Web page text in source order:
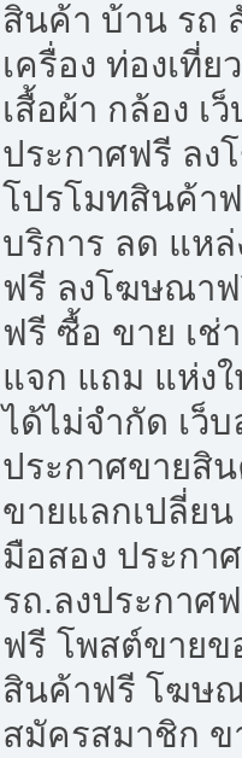
สินค้า บ้าน รถ
เครื่อง ท่องเที่ย
เสื้อผ้า กล้อง เ
ประกาศฟรี ล
โปรโมทสินค้า
บริการ ลด แห
ฟรี ลงโฆษณา
ฟรี ซื้อ ขาย เช่
แจก แถม แห่ง
ได้ไม่จำกัด เว็
ประกาศขายสิ
ขายแลกเปลี่ย
มือสอง ประกา
รถ.ลงประกาศ
ฟรี โพสต์ขาย
สินค้าฟรี โฆษ
สมัครสมาชิก ข